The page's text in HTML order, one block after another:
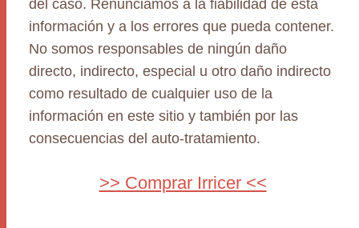
del caso. Renunciamos a la fiabilidad de esta
información y a los errores que pueda contener.
No somos responsables de ningún daño
directo, indirecto, especial u otro daño indirecto
como resultado de cualquier uso de la
información en este sitio y también por las
consecuencias del auto-tratamiento.
>> Comprar Irricer <<